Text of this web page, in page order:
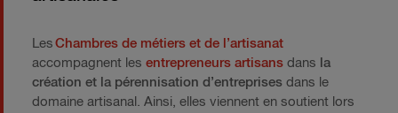
Les Chambres de métiers et de l’artisanat
accompagnent les entrepreneurs artisans dans la
création et la pérennisation d’entreprises dans le
domaine artisanal. Ainsi, elles viennent en soutient lors